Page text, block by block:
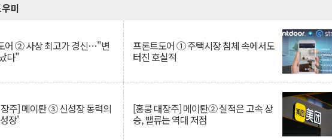
미
어 ② 사상 최고가 경신…"변
다"
프론트도어 ① 주택시장 침체 속에서도
터진 호실적
주] 메이퇀 ③ 신성장 동력의
장'
[홍콩 대장주] 메이퇀② 실적은 고속 상
승, 밸류는 역대 저점